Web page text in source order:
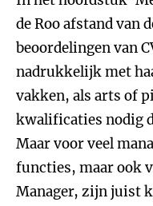
de Roo afstand van
beoordelingen van
nadrukkelijk met
vakken, als arts of
kwalificaties nodig
Maar voor veel
functies, maar ook
Manager, zijn juist